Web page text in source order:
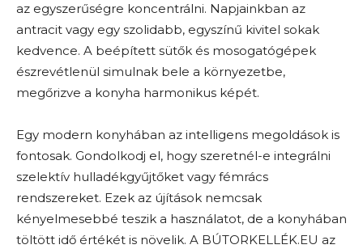
az egyszerűségre koncentrálni. Napjainkban az
antracit vagy egy szolidabb, egyszínű kivitel sokak
kedvence. A beépített sütők és mosogatógépek
észrevétlenül simulnak bele a környezetbe,
megőrizve a konyha harmonikus képét.
Egy modern konyhában az intelligens megoldások is
fontosak. Gondolkodj el, hogy szeretnél-e integrálni
szelektív hulladékgyűjtőket vagy fémrács
rendszereket. Ezek az újítások nemcsak
kényelmesebbé teszik a használatot, de a konyhában
töltött idő értékét is növelik. A BÚTORKELLÉK.EU az